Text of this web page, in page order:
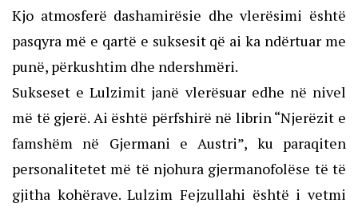
Kjo atmosferë dashamirësie dhe vlerësimi është
pasqyra më e qartë e suksesit që ai ka ndërtuar me
punë, përkushtim dhe ndershmëri.
Sukseset e Lulzimit janë vlerësuar edhe në nivel
më të gjerë. Ai është përfshirë në librin “Njerëzit e
famshëm në Gjermani e Austri”, ku paraqiten
personalitetet më të njohura gjermanofolëse të të
gjitha kohërave. Lulzim Fejzullahi është i vetmi